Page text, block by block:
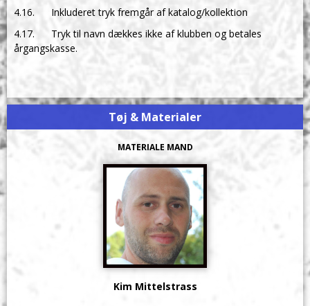
4.16. Inkluderet tryk fremgår af katalog/kollektion
4.17. Tryk til navn dækkes ikke af klubben og betales
årgangskasse.
Tøj & Materialer
MATERIALE MAND
Kim Mittelstrass